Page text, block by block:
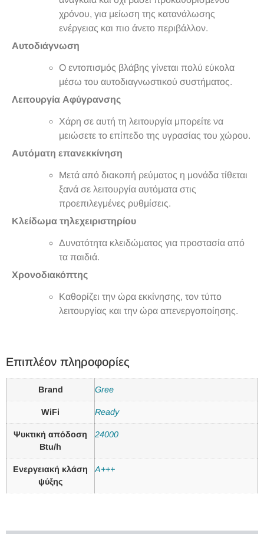
χρόνου, για μείωση της κατανάλωσης
ενέργειας και πιο άνετο περιβάλλον.
Αυτοδιάγνωση
Ο εντοπισμός βλάβης γίνεται πολύ εύκολα
μέσω του αυτοδιαγνωστικού συστήματος.
Λειτουργία Αφύγρανσης
Χάρη σε αυτή τη λειτουργία μπορείτε να
μειώσετε το επίπεδο της υγρασίας του χώρου.
Αυτόματη επανεκκίνηση
Μετά από διακοπή ρεύματος η μονάδα τίθεται
ξανά σε λειτουργία αυτόματα στις
προεπιλεγμένες ρυθμίσεις.
Κλείδωμα τηλεχειριστηρίου
Δυνατότητα κλειδώματος για προστασία από
τα παιδιά.
Χρονοδιακόπτης
Καθορίζει την ώρα εκκίνησης, τον τύπο
λειτουργίας και την ώρα απενεργοποίησης.
Επιπλέον πληροφορίες
Brand Gree
WiFi Ready
Ψυκτική απόδοση
Btu/h
24000
Ενεργειακή κλάση
ψύξης
A+++